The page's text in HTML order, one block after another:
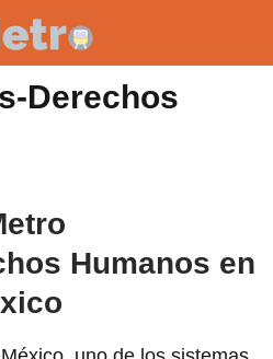
Derechos
Humanos en